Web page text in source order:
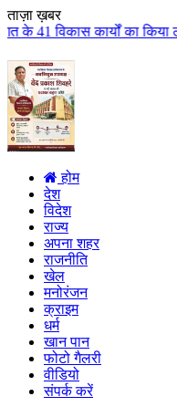
ताज़ा ख़बर
लोकार्पण एवं
होम
देश
विदेश
राज्य
अपना शहर
राजनीति
खेल
मनोरंजन
क्राइम
धर्म
खान पान
फोटो गैलरी
वीडियो
संपर्क करें